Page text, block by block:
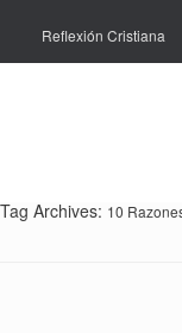
content
Reflexión Cristiana
Tag Archives: 10